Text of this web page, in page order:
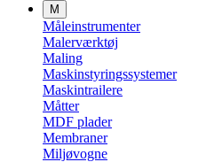
M
Måleinstrumenter
Malerværktøj
Maling
Maskinstyringssystemer
Maskintrailere
Måtter
MDF plader
Membraner
Miljøvogne